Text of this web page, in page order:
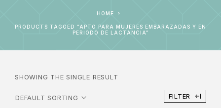
HOME
PRODUCTS TAGGED “APTO PARA MUJERES EMBARAZADAS Y EN
PERIODO DE LACTANCIA”
SHOWING THE SINGLE RESULT
FILTER